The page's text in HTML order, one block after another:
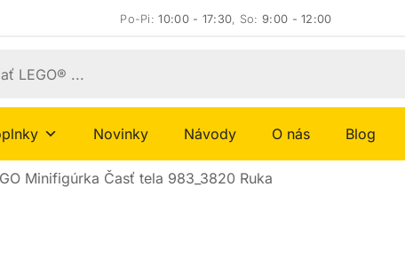
Po-Pi:10:00 - 17:30, So:9:00 - 12:00
Novinky Návody O nás Blog
Minifigúrka Časť tela 983_3820 Ruka